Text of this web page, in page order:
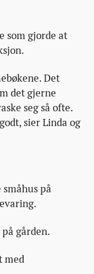
som gjorde at
Det
det gjerne
seg så ofte.
sier Linda og
på
gården.
med